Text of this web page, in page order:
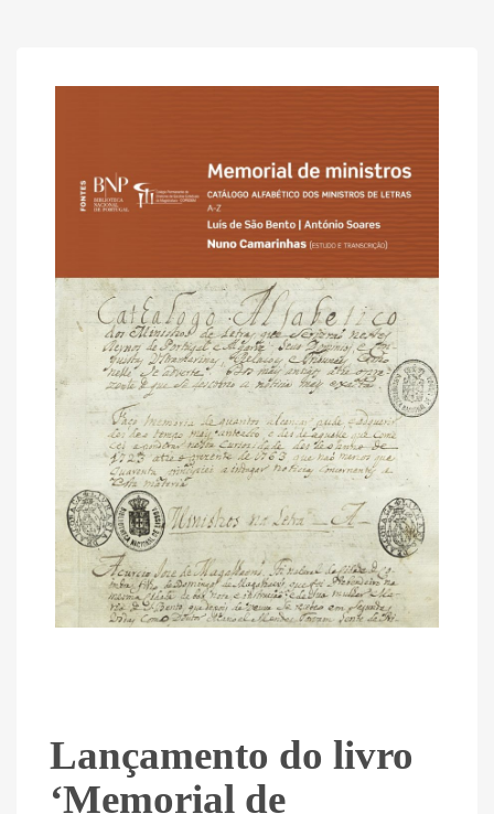
Lançamento do livro
‘Memorial de